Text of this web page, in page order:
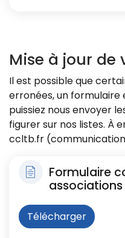
Mise à jour de
Il est possible que
erronées, un formulaire
puissiez nous envoyer
figurer sur nos listes. À
ccltb.fr
Formulaire
Télécharger